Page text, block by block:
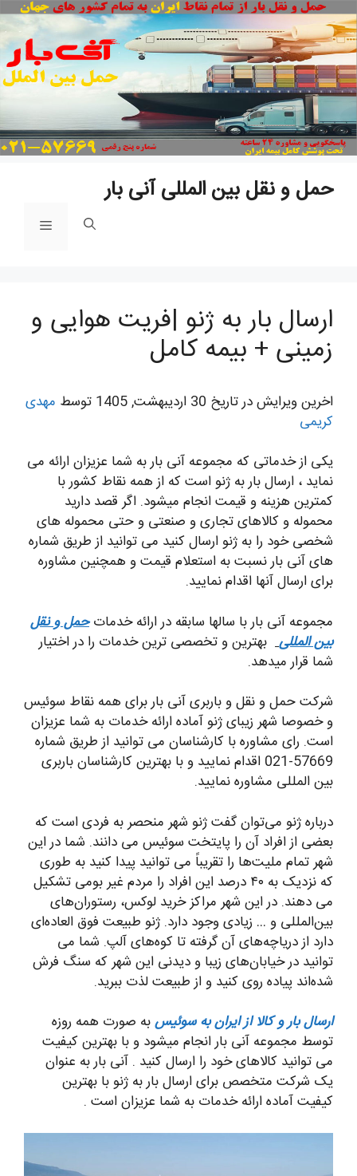
حمل و نقل بین المللی آنی بار
فهرست
ارسال بار به ژنو |فریت هوایی و
زمینی + بیمه کامل
اخرین ویرایش در تاریخ 30 اردیبهشت, 1405 توسط
مهدی
کریمی
یکی از خدماتی که مجموعه آنی بار به شما عزیزان ارائه می
نماید ، ارسال بار به ژنو است که از همه نقاط کشور با
کمترین هزینه و قیمت انجام میشود. اگر قصد دارید
محموله و کالاهای تجاری و صنعتی و حتی محموله های
شخصی خود را به ژنو ارسال کنید می توانید از طریق شماره
های آنی بار نسبت به استعلام قیمت و همچنین مشاوره
برای ارسال آنها اقدام نمایید.
مجموعه آنی بار با سالها سابقه در ارائه خدماتحمل و نقل
بین المللی بهترین و تخصصی ترین خدمات را در اختیار
شما قرار میدهد.
شرکت حمل و نقل و باربری آنی بار برای همه نقاط سوئیس
و خصوصا شهر زیبای ژنو آماده ارائه خدمات به شما عزیزان
است. رای مشاوره با کارشناسان می توانید از طریق شماره
57669-021 اقدام نمایید و با بهترین کارشناسان باربری
بین المللی مشاوره نمایید.
درباره ژنو می‌توان گفت ژنو شهر منحصر به فردی است که
بعضی از افراد آن را پایتخت سوئیس می‌ دانند. شما در این
شهر تمام ملیت‌‌ها را تقریباً می‌ توانید پیدا کنید به طوری
که نزدیک به ۴۰ درصد این افراد را مردم غیر بومی تشکیل
می‌ دهند. در این شهر مراکز خرید لوکس، رستوران‌‌های
بین‌المللی و … زیادی وجود دارد. ژنو طبیعت فوق العاده‌ای
دارد از دریاچه‌‌های آن گرفته تا کوه‌‌های آلپ. شما می‌
توانید در خیابان‌‌های زیبا و دیدنی این شهر که سنگ فرش
شده‌‌اند پیاده روی کنید و از طبیعت لذت ببرید.
ارسال بار و کالا از ایران به سوئیسبه صورت همه روزه
توسط مجموعه آنی بار انجام میشود و با بهترین کیفیت
می توانید کالاهای خود را ارسال کنید . آنی بار به عنوان
یک شرکت متخصص برای ارسال بار به ژنو با بهترین
کیفیت آماده ارائه خدمات به شما عزیزان است .